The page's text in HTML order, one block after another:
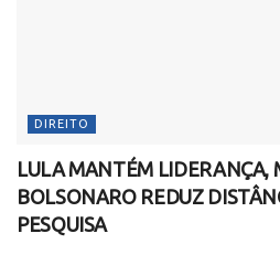
DIREITO
LULA MANTÉM LIDERANÇA,
BOLSONARO REDUZ
PESQUISA